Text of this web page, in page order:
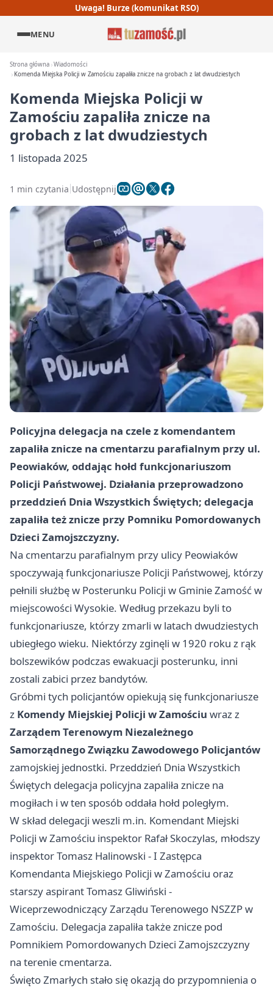
Uwaga! Burze (komunikat RSO)
MENU
Strona główna Wiadomości
Komenda Miejska Policji w Zamościu zapaliła znicze na grobach z lat dwudziestych
Komenda Miejska Policji w
Zamościu zapaliła znicze na
grobach z lat dwudziestych
1 listopada 2025
1 min czytania Udostępnij
Policyjna delegacja na czele z komendantem
zapaliła znicze na cmentarzu parafialnym przy ul.
Peowiaków, oddając hołd funkcjonariuszom
Policji Państwowej. Działania przeprowadzono
przeddzień Dnia Wszystkich Świętych; delegacja
zapaliła też znicze przy Pomniku Pomordowanych
Dzieci Zamojszczyzny.
Na cmentarzu parafialnym przy ulicy Peowiaków
spoczywają funkcjonariusze Policji Państwowej, którzy
pełnili służbę w Posterunku Policji w Gminie Zamość w
miejscowości Wysokie. Według przekazu byli to
funkcjonariusze, którzy zmarli w latach dwudziestych
ubiegłego wieku. Niektórzy zginęli w 1920 roku z rąk
bolszewików podczas ewakuacji posterunku, inni
zostali zabici przez bandytów.
Gróbmi tych policjantów opiekują się funkcjonariusze
z Komendy Miejskiej Policji w Zamościu wraz z
Zarządem Terenowym Niezależnego
Samorządnego Związku Zawodowego Policjantów
zamojskiej jednostki. Przeddzień Dnia Wszystkich
Świętych delegacja policyjna zapaliła znicze na
mogiłach i w ten sposób oddała hołd poległym.
W skład delegacji weszli m.in. Komendant Miejski
Policji w Zamościu inspektor Rafał Skoczylas, młodszy
inspektor Tomasz Halinowski - I Zastępca
Komendanta Miejskiego Policji w Zamościu oraz
starszy aspirant Tomasz Gliwiński -
Wiceprzewodniczący Zarządu Terenowego NSZZP w
Zamościu. Delegacja zapaliła także znicze pod
Pomnikiem Pomordowanych Dzieci Zamojszczyzny
na terenie cmentarza.
Święto Zmarłych stało się okazją do przypomnienia o